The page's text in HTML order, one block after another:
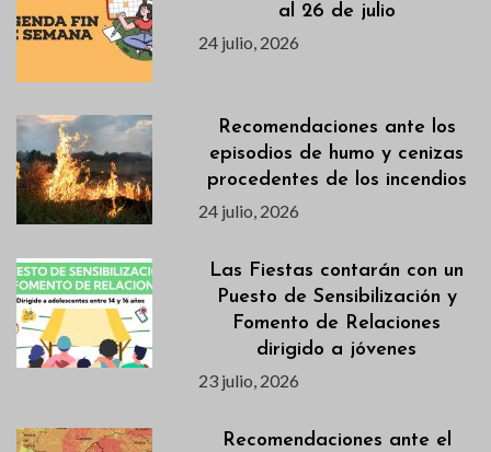
al 26 de julio
24 julio, 2026
Recomendaciones ante los
episodios de humo y cenizas
procedentes de los incendios
24 julio, 2026
Las Fiestas contarán con un
Puesto de Sensibilización y
Fomento de Relaciones
dirigido a jóvenes
23 julio, 2026
Recomendaciones ante el